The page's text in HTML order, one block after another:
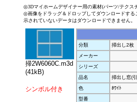
◎3Dマイホームデザイナー用の素材(パーツ/テクス
◎画像をドラッグ＆ドロップしてダウンロードす
示されていないデータはダウンロードできません。
掃2W6060C.m3d
(41kB)
シンボル付き
分類
掃出し2枚
メーカー
シリーズ
品名
掃出し窓(
色
ﾎﾜｲﾄ
型番